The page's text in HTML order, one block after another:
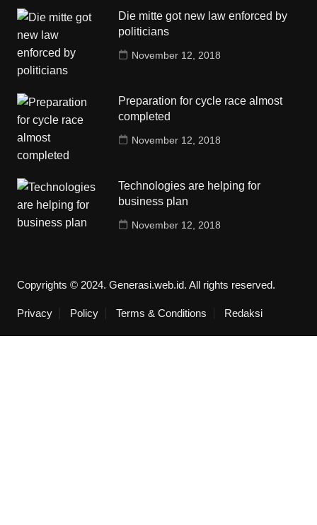
Die mitte got new law enforced by
politicians
November 12, 2018
Preparation for cycle race almost
completed
November 12, 2018
Technologies are helping for
business plan
November 12, 2018
Copyrights © 2024. Generasi.web.id. All rights reserved.
Privacy Policy Terms & Conditions Redaksi